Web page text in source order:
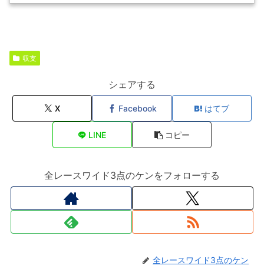
収支
シェアする
X Facebook はてブ
LINE コピー
全レースワイド3点のケンをフォローする
全レースワイド3点のケン